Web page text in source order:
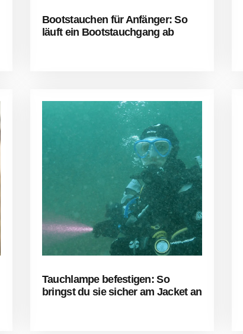
Bootstauchen für Anfänger: So
läuft ein Bootstauchgang ab
Tauchlampe befestigen: So
bringst du sie sicher am Jacket an